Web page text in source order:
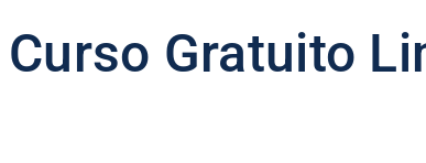
Curso Gratuito